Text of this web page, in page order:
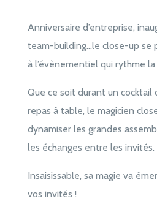
Anniversaire d’entreprise,
team-building…le close-up se
à l’évènementiel qui rythme
Que ce soit durant un cocktail
repas à table, le magicien
dynamiser les grandes
les échanges entre les invités.
Insaisissable, sa magie va
vos invités !